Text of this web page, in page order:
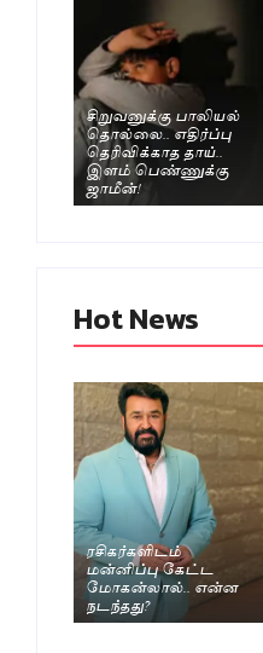
சிறுவனுக்கு பாலியல்
தொல்லை.. எதிர்ப்பு
தெரிவிக்காத தாய்..
இளம் பெண்ணுக்கு
ஜாமீன்!
Hot News
ரசிகர்களிடம்
மன்னிப்பு கேட்ட
மோகன்லால்.. என்ன
நடந்தது?